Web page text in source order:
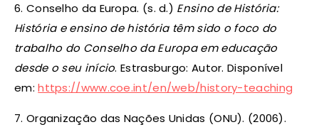
6. Conselho da Europa. (s. d.) Ensino de História:
História e ensino de história têm sido o foco do
trabalho do Conselho da Europa em educação
desde o seu início. Estrasburgo: Autor. Disponível
em:https://www.coe.int/en/web/history-teaching
7. Organização das Nações Unidas (ONU). (2006).